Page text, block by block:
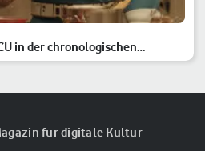
in der chronologischen
für digitale Kultur